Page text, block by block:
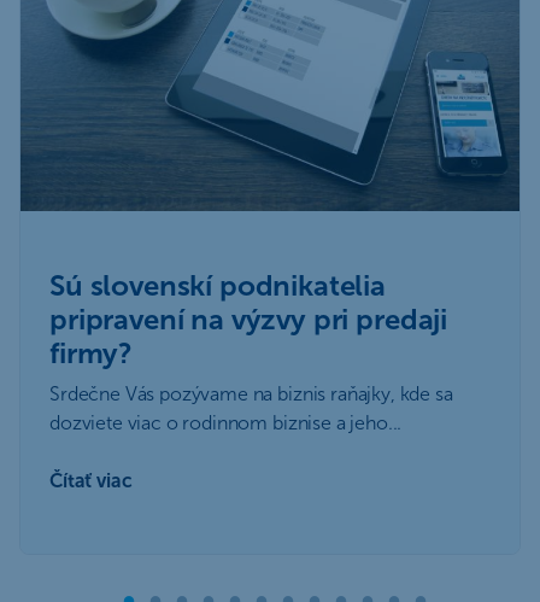
Sú slovenskí podnikatelia
pripravení na výzvy pri predaji
firmy?
Srdečne Vás pozývame na biznis raňajky, kde sa
dozviete viac o rodinnom biznise a jeho...
Čítať viac